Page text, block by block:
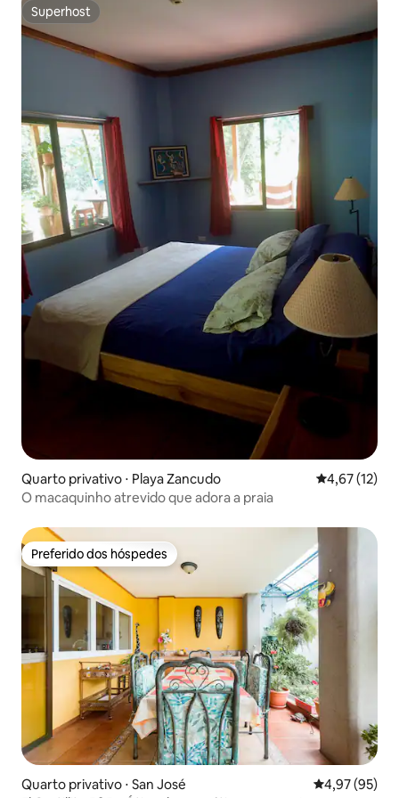
Superhost
Superhost
Quarto privativo ⋅ Playa Zancudo 4,67 de uma
4,67 (12)
O macaquinho atrevido que adora a praia
Preferido dos hóspedes
Preferido dos hóspedes
Quarto privativo ⋅ San José 4,97 de uma
4,97 (95)